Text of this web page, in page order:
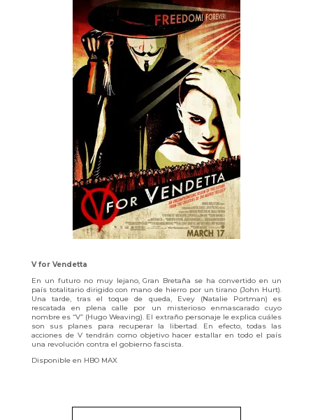
V for Vendetta
En un futuro no muy lejano, Gran Bretaña se ha convertido en un
país totalitario dirigido con mano de hierro por un tirano (John Hurt).
Una tarde, tras el toque de queda, Evey (Natalie Portman) es
rescatada en plena calle por un misterioso enmascarado cuyo
nombre es “V” (Hugo Weaving). El extraño personaje le explica cuáles
son sus planes para recuperar la libertad. En efecto, todas las
acciones de V tendrán como objetivo hacer estallar en todo el país
una revolución contra el gobierno fascista.
Disponible en HBO MAX